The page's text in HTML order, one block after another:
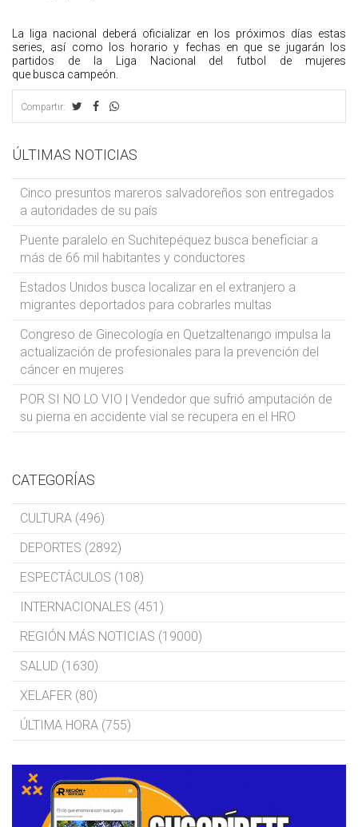
La liga nacional deberá oficializar en los próximos días estas
series, así como los horario y fechas en que se jugarán los
partidos de la Liga Nacional del futbol de mujeres
que busca campeón.
Compartir:
ÚLTIMAS NOTICIAS
Cinco presuntos mareros salvadoreños son entregados
a autoridades de su país
Puente paralelo en Suchitepéquez busca beneficiar a
más de 66 mil habitantes y conductores
Estados Unidos busca localizar en el extranjero a
migrantes deportados para cobrarles multas
Congreso de Ginecología en Quetzaltenango impulsa la
actualización de profesionales para la prevención del
cáncer en mujeres
POR SI NO LO VIO | Vendedor que sufrió amputación de
su pierna en accidente vial se recupera en el HRO
CATEGORÍAS
CULTURA (496)
DEPORTES (2892)
ESPECTÁCULOS (108)
INTERNACIONALES (451)
REGIÓN MÁS NOTICIAS (19000)
SALUD (1630)
XELAFER (80)
ÚLTIMA HORA (755)